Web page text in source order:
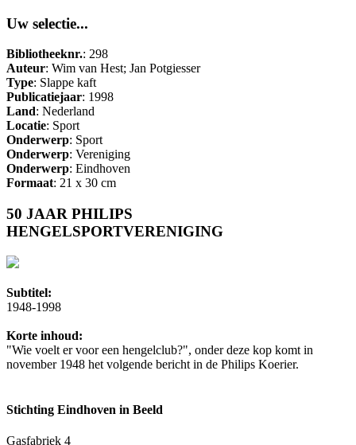
Uw selectie...
Bibliotheeknr.: 298
Auteur: Wim van Hest; Jan Potgiesser
Type: Slappe kaft
Publicatiejaar: 1998
Land: Nederland
Locatie: Sport
Onderwerp: Sport
Onderwerp: Vereniging
Onderwerp: Eindhoven
Formaat: 21 x 30 cm
50 JAAR PHILIPS
HENGELSPORTVERENIGING
Subtitel:
1948-1998
Korte inhoud:
"Wie voelt er voor een hengelclub?", onder deze kop komt in
november 1948 het volgende bericht in de Philips Koerier.
Stichting Eindhoven in Beeld
Gasfabriek 4